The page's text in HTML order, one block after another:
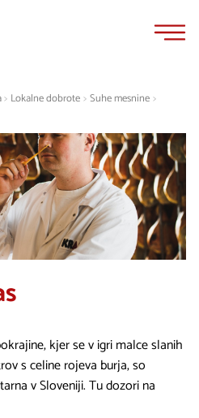
> Lokalne dobrote>Suhe mesnine>
kjer se v igri malce slanih
s celine rojeva burja, so
v Sloveniji. Tu dozori na